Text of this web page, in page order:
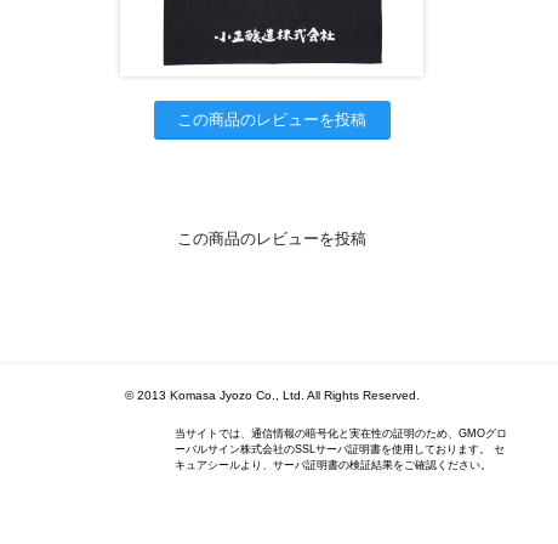
この商品のレビューを投稿
この商品のレビューを投稿
© 2013 Komasa Jyozo Co., Ltd. All Rights Reserved.
当サイトでは、通信情報の暗号化と実在性の証明のため、GMOグロ
ーバルサイン株式会社のSSLサーバ証明書を使用しております。 セ
キュアシールより、サーバ証明書の検証結果をご確認ください。